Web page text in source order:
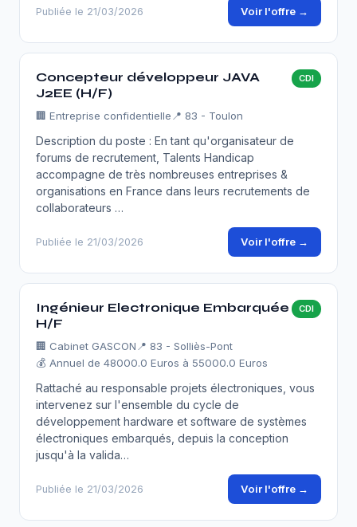
Publiée le 21/03/2026 Voir l'offre →
Concepteur développeur JAVA
J2EE (H/F)
CDI
🏢 Entreprise confidentielle 📍 83 - Toulon
Description du poste : En tant qu'organisateur de
forums de recrutement, Talents Handicap
accompagne de très nombreuses entreprises &
organisations en France dans leurs recrutements de
collaborateurs …
Publiée le 21/03/2026 Voir l'offre →
Ingénieur Electronique Embarquée
H/F
CDI
🏢 Cabinet GASCON 📍 83 - Solliès-Pont
💰 Annuel de 48000.0 Euros à 55000.0 Euros
Rattaché au responsable projets électroniques, vous
intervenez sur l'ensemble du cycle de
développement hardware et software de systèmes
électroniques embarqués, depuis la conception
jusqu'à la valida…
Publiée le 21/03/2026 Voir l'offre →